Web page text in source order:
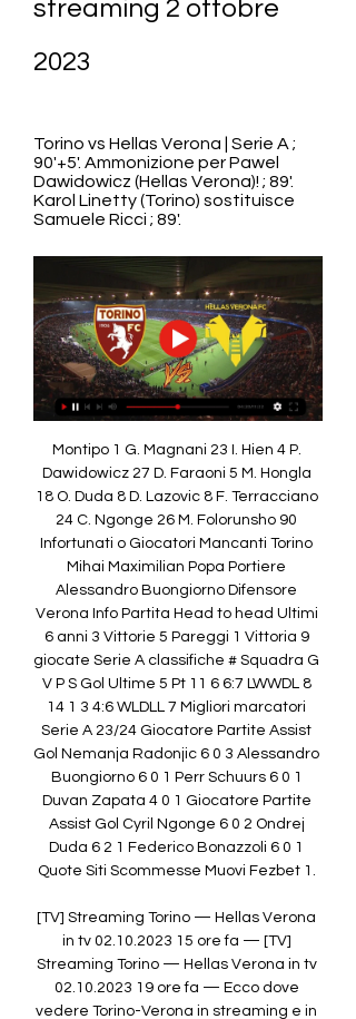
streaming 2 ottobre
2023
Torino vs Hellas Verona | Serie A ;
90'+5'. Ammonizione per Pawel
Dawidowicz (Hellas Verona)! ; 89'.
Karol Linetty (Torino) sostituisce
Samuele Ricci ; 89'.
Montipo 1 G. Magnani 23 I. Hien 4 P. Dawidowicz 27 D. Faraoni 5 M. Hongla 18 O. Duda 8 D. Lazovic 8 F. Terracciano 24 C. Ngonge 26 M. Folorunsho 90 Infortunati o Giocatori Mancanti Torino Mihai Maximilian Popa Portiere Alessandro Buongiorno Difensore Verona Info Partita Head to head Ultimi 6 anni 3 Vittorie 5 Pareggi 1 Vittoria 9 giocate Serie A classifiche # Squadra G V P S Gol Ultime 5 Pt 11 6 6:7 LWWDL 8 14 1 3 4:6 WLDLL 7 Migliori marcatori Serie A 23/24 Giocatore Partite Assist Gol Nemanja Radonjic 6 0 3 Alessandro Buongiorno 6 0 1 Perr Schuurs 6 0 1 Duvan Zapata 4 0 1 Giocatore Partite Assist Gol Cyril Ngonge 6 0 2 Ondrej Duda 6 2 1 Federico Bonazzoli 6 0 1 Quote Siti Scommesse Muovi Fezbet 1. 

[TV] Streaming Torino — Hellas Verona in tv 02.10.2023 15 ore fa — [TV] Streaming Torino — Hellas Verona in tv 02.10.2023 19 ore fa — Ecco dove vedere Torino-Verona in streaming e in TV: il calcio d .

Torino-Verona Streaming Gratis: dove vedere la Serie A in 8 ore fa — Torino-Verona è una sfida valida per la settima giornata di Serie A: info partita, Streaming GRATIS e Diretta LIVE.

23 2 ore fa Torino - Verona Esito Finale Doppia Chance: 1X 1. 23 144. 72 Hai un altro pronostico in mente? Condividi la tua previsione con la nostra community. Anteprima della partita Ultimo aggiornamento: 12 giu 23 Torino vs Verona - Probabili Formazioni, Pronostici Scommesse e Notizie Torino vs Verona giocano nella Serie A il 02/10/2023, alle 16:30 UTC. Qui su Oddspedia puoi facilmente vedere il risultato in diretta e i commenti live, nonché le quote di tutti i bookmaker e di tutti i mercati pre-partita e live. Chi usufruirà del piano START (al costo di 13, 99 euro al mese, 9, 99 euro al mese con vincolo e 89, 99 euro in unica soluzione, ma senza Serie A) potrà visualizzare contenuti in contemporanea su due dispositivi solo se entrambi connessi alla stessa rete internet della propria abitazione Chi usufruirà del piano STANDARD (al costo di 40, 99 euro al mese; 30, 99 euro al mese con vincolo, o 299 euro in unica soluzione) potrà visualizzare contenuti in contemporanea su due dispositivi solo se entrambi connessi alla stessa rete internet della propria abitazione Con il piano PLUS (al costo di 55, 99 euro al mese; 45, 99 euro al mese con vincolo, o 449 euro in unica soluzione) invece si potrà vedere contenuti in contemporanea anche attraverso due reti internet differenti. 

Passo 2 - Trova il tuo evento tra quelli trasmessiPasso 3 - DivertitiTorino - Verona Pronostici ScommesseIl nostro algoritmo di Oddspedia analizza tutte le statistiche di Torino e Verona, H2H, partite precedenti, etc, per offrirti questi consigli:Risultato della partita - Torino. Torino Hellas Verona in tv e streaming: dove vedere la partita Torino Channel | Live, Video, Interviste, HighlightsAlle ore 20. (Guarda in diretta) Torino - Verona in streaming 2 ottobre 2 17 minuti fa — 6 gen 2021 — Dove Vedere il match di Serie A tra Torino-Verona in TV e Streaming. Diretta Sky o DAZN? Scopri Data e Orario,... 

[STREAMING@@@] Torino-Hellas Verona diretta 2 ottobre 2023 22 ore fa — (GUARDARE LA TV))) Torino - Hellas Verona diretta streaming 2 ottobre 2023 Serie A. 7ª Giornata. Torino logo Torino · Hellas Verona logo... 85 95. 68% TonyBet 3. 46 4. 68 96. 12% Unibet Sportaza Quote Più Alte 3. 58 5. 00 Quote Più Basse 1. 67 4. 

[STREAMING@@@] Torino-Hellas Verona diretta 2 ottobre 14 ore fa — Diretta Torino-Verona: probabili formazioni, dove vederla in tv e live streaming | DAZN News ITDerby del cuore per Ivan Juric che nella settima ...

(Streaming!! ) DIRETTA Milan Hellas Verona gratis 4 giugno 20. 45 allo Stadio Giuseppe Meazza... Oltre a Torino-Verona, sottoscrivendo l’abbonamento a DAZN, sarà possibile seguire anche tutta la Serie A TIM per un totale di 10 partite a giornata (7 in esclusiva e 3 in co-esclusiva). E ancora tutta la Serie BKT, tutta LaLiga EA Sports, la UEFA Europa League, il meglio della Conference League, oltre alle competizioni femminili con la UEFA Women’s Champions League e altre internazionali come le coppe inglesi, FA Cup e Carabao Cup. 

Query di ricerca popolari fiorentina virtus verona dove vederla hellas verona cremonese dove vederla verona napoli streaming gratis verona sampdoria streaming gratis hellas verona streaming gratis dove vedere hellas verona virtus verona verona napoli streaming roja hellas verona sampdoria streaming gratis calcio. it tw spal virtus verona dove vederla verona atalanta streaming gratis salernitana verona streaming gratis napoli hellas verona streaming gratis venezia verona in diretta streaming hellas verona milan streaming verona-atalanta streaming gratis venezia verona atalanta diretta calcio tv dove vedere verona inter milan verona dove vederla gratis verona milan streaming gratis verona napoli roja napoli hellas verona live streaming gratis verona milan live streaming verona milan streaming online inter verona dove vederla pulive tv 30 verona napoli streaming free bologna verona streaming gratis calcio tw. 

Torino v Verona Pronostici, Risultati in Diretta e Live Streaming + QuoteGuarda Torino vs. Verona Ti chiedi dove guardare la partita? Non cercare più! 1 Registrati qui 2 Accedi e guarda! Registrati e guarda * Per guardare, devi avere un account con soldi o una scommessa piazzata nelle ultime 24 ore! * Per guardare, devi avere un account con soldi o una scommessa piazzata nelle ultime 24 ore! Arbitro Feliciani, Ermanno Stadio Stadio Olimpico Grande Torino Tempo 25° Statistiche della Partita Il risultato più frequente tra Torino e Hellas Verona, quando Torino è la squadra di casa, è 1-1. 

Torino-Hellas Verona Diretta Partita | Diretta Streaming TUTTI I LIVE. 94' Finisce qui! Termina in parità la sfida tra Torino e Hellas Verona. 91' TRAVERSA DI BELOTTI! Torino ad un passo dal vantaggio! 90' Quattro ...

Diretta Torino-Verona ore 18:30: dove vederla in tv, 12 ore fa — (japo) Sfida da metà classifica all'Olimpico- Torino tra i granata e l' Hellas Verona nel posticipo pomeridiano della settima giornata di ...

[IN DIRETTA HD@@] Diretta Torino Hellas Verona in streaming 15 ore fa — 2 ore fa — TORINO-Hellas Verona Streaming Gratis Live Oggi. Dove Torino in diretta live tv e streaming gratis sui canali digitali nazionali ...

Torino - Hellas Verona Torino vs Hellas Verona :: Gennaio 4, 2023 :: Live Streaming e programmazione TV, risultati in diretta, news e video offerti da Live Soccer TV.

Verona in diretta oggi 02.10 | RMSI 2023 Group 15 ore fa — [GUADARE>>] Torino-Hellas Verona diretta streaming 2 ottobre 58 Torino v Verona Pronostici, Risultati in Diretta e Live Torino vs Verona ...

Torino - Hellas Verona - Serie A 2023 - 2024 - Live Diretta 12 ore fa — Torino - Hellas Verona - - Serie A 2023 - 2024 Le quote hanno valore solo indicativo e non si aggiornano in tempo reale, ma con un ritardo che ...

Torino FC - Hellas Verona in diretta - Calcio Verificare dove le trasmissioni Internet e TV vedranno legalmente. Live stream online, partite in diretta.

Hellas Verona in diretta 2 | Lotus Group | Lotuscounselwellness 17 ore fa — [IN LINEA<]] Streaming: Torino — Hellas Verona in diretta 2 ottobre 2023 6 gen 2021 — Verona, nonché – appunto – uomo-mercato.

Vivi l'emozione della Serie A Calcio su gazzetta. it. Verona-Torino 0-1, gol e highlights: decide Vlasic. Hellas in DOVE VEDERE TORINO-VERONA IN TV E STREAMING— Torino-Verona sarà trasmessa in esclusiva da DAZN. La partita sarà quindi visibile sulle smart tv compatibili con l’apposita app e su tutte le tipologie di televisori collegati ad una console Xbox (One, One S, One X, Series X, Series S) o PlayStation 4/5, ad un TIMVISION BOX o ad un dispositivo Amazon Fire TV Stick o Google Chromecast. Grazie a DAZN sarà possibile vedere Torino-Verona in diretta streaming anche sui dispositivi mobili, quali smartphone e tablet, scaricando la app per sistemi iOS e Android, avviandola e selezionando la partita dal palinsesto, e sul proprio personal computer o notebook, collegandosi direttamente al sito ufficiale della piattaforma. 

Quindi questa IPTV pirata che consentiva a milioni di utenti di guardare contenuti di TV a pagamento come Dazn, Sky a prezzi nettamente inferiori rispetto all’abbonamento principale. C’era anche la possibilità di vedere Netflix, Infinity altre piattaforme. Sassuolo-Hellas Verona streaming gratis: dove vedere 12 ore fa — Hellas Verona, Salernitana. Le cronache delle principali partite in Streaming Gratis Streaming Gratis Diretta (2023). Hesgoal Bologna... it non diffonde streaming di eventi sportivi a pagamento in maniera illecita, consente tuttavia di fornire informazioni dettagliate e rispondere alle domande dei suoi appassionati seguaci su come seguire il calcio online in maniera del tutto legale. 

Senza dimenticarsi dei canali Eurosport HD 1 e HD 2 con il tennis, il ciclismo, il volley e l’atletica, i programmi di approfondimento Tutti Bravi dal Divano, Sunday Night Square e SuperTele, contenuti originali DAZN e molto altro. Torino Verona in streaming gratis– I costi del servizio DAZN dall’estate 2023 prevede 3 piani di abbonamento, START, STANDARD e PLUS con caratteristiche e possibilità differenti di fruizione dei contenuti sulla piattaforma DAZN (CLICCA QUI PER ABBONARTI). Torino Verona in streaming gratis? Guarda la partita in diretta | Calcio e FinanzaSe hai cliccato su questo articolo stai cercando un modo di vedere Torino Verona in streaming gratis. 

Torino vs Hellas Verona | Serie A Torino vs Hellas Verona | Serie A Diventa tu il reporter di questa partita! Scopri come...

[CALCIO===] DIRETTA Verona Atalanta gratis 27 2 giorni fa — Hellas Verona Parma, Sampdoria, Roma, Spal, Torino, Udinese. SALERNITANA-Inter Streaming Gratis Live Oggi. Dove vedere? (2023)Domande... Verso Torino-Verona: dove vedere la gara in tv e streamingDove seguire in tv e streaming la sfida tra Torino e VeronaIl Torino si prepara al prossimo impegno di campionato, dopo la sconfitta per 2-0 contro la Lazio: lunedì 2 ottobre, alle 18:30 i granata di Ivan Juric o